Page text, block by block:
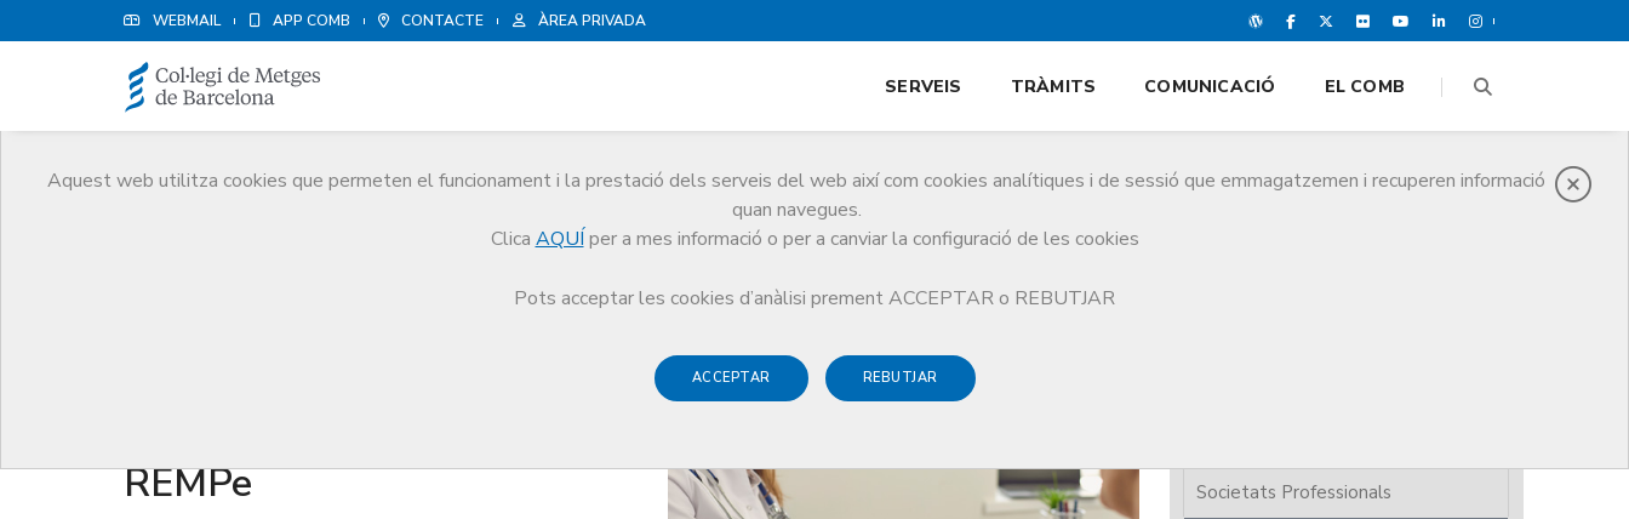
WEBMAIL APP COMB CONTACTE ÀREA PRIVADA
Aquest web utilitza cookies que permeten el funcionament i la prestació dels serveis del web així com cookies analítiques i de sessió que emmagatzemen i recuperen informació
quan navegues.
Clica AQUÍ per a mes informació o per a canviar la configuració de les cookies
Pots acceptar les cookies d’anàlisi prement ACCEPTAR o REBUTJAR
ACCEPTAR REBUTJAR
SERVEIS TRÀMITS COMUNICACIÓ EL COMB
Medicina Privada Recepta Mèdica Privada / REMPe
REMPe
Societats Professionals